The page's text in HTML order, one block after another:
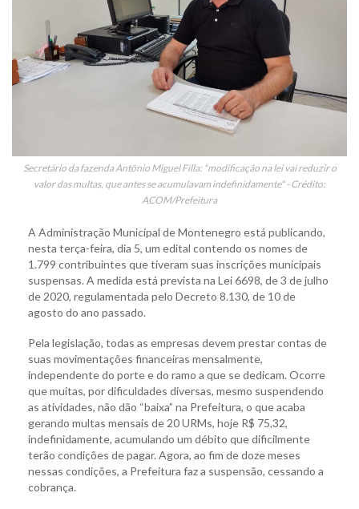
Secretário da fazenda Antônio Miguel Filla: "modificação na lei vai reduzir o
valor das multas, que antes se acumulavam indefinidamente" - Crédito:
ACOM/Prefeitura
A Administração Municipal de Montenegro está publicando,
nesta terça-feira, dia 5, um edital contendo os nomes de
1.799 contribuintes que tiveram suas inscrições municipais
suspensas. A medida está prevista na Lei 6698, de 3 de julho
de 2020, regulamentada pelo Decreto 8.130, de 10 de
agosto do ano passado.
Pela legislação, todas as empresas devem prestar contas de
suas movimentações financeiras mensalmente,
independente do porte e do ramo a que se dedicam. Ocorre
que muitas, por dificuldades diversas, mesmo suspendendo
as atividades, não dão “baixa” na Prefeitura, o que acaba
gerando multas mensais de 20 URMs, hoje R$ 75,32,
indefinidamente, acumulando um débito que dificilmente
terão condições de pagar. Agora, ao fim de doze meses
nessas condições, a Prefeitura faz a suspensão, cessando a
cobrança.